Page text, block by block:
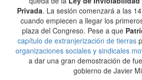
Privada. La sesión comenzará a las
cuando empiecen a llegar los
plaza del Congreso. Pese a que
capítulo de extranjerización de tierras
organizaciones sociales y sindicales
a dar una gran demostración de
gobierno de Javier